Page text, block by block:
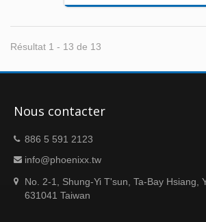
Résultat 1 - 13 de 13
Nous contacter
886 5 591 2123
info@phoenixx.tw
No. 2-1, Shung-Yi T'sun, Ta-Bay Hsiang,
631041 Taiwan